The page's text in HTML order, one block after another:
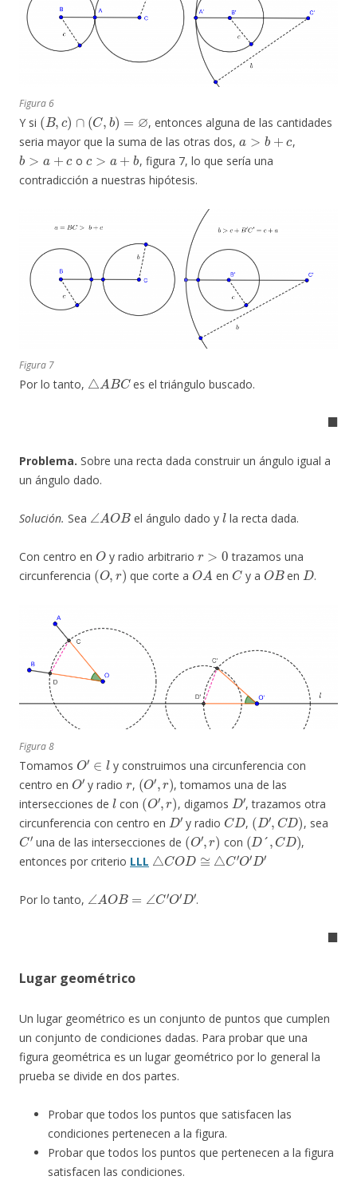
Figura 6
Y si
(B, ∩ b) =∅
, entonces alguna de las cantidades
seria mayor que la suma de las otras dos,
a>b+c
,
b>a +c
o
c>a+ b
, figura 7, lo que sería una
contradicción a nuestras hipótesis.
Figura 7
Por lo tanto,
△ ABC
es el triángulo buscado.
◼
Problema. Sobre una recta dada construir un ángulo igual a
un ángulo dado.
Solución. Sea
∠ A O B
el ángulo dado y
l
la recta dada.
Con centro en
O
y radio arbitrario
trazamos una
circunferencia
(O,r )
que corte a
O A
en
C
y a
OB
en
D
.
Figura 8
Tomamos
O′
y construimos una circunferencia con
centro en
O′
y radio
r
,
(O′,r)
, tomamos una de las
intersecciones de
l
con
(O′,r )
, digamos
D′
, trazamos otra
circunferencia con centro en
D′
y radio
CD
,
(D′,CD)
, sea
C′
una de las intersecciones de
(O′,r)
con
(D´,C D)
,
entonces por criterio LLL
△COD≅ △ C O′D′
Por lo tanto,
∠ A O B C O D
.
◼
Lugar geométrico
Un lugar geométrico es un conjunto de puntos que cumplen
un conjunto de condiciones dadas. Para probar que una
figura geométrica es un lugar geométrico por lo general la
prueba se divide en dos partes.
Probar que todos los puntos que satisfacen las
condiciones pertenecen a la figura.
Probar que todos los puntos que pertenecen a la figura
satisfacen las condiciones.